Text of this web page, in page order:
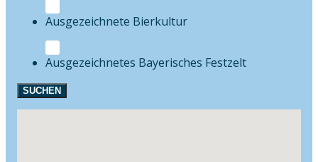
Bierkultur
Festzelt
SUCHEN